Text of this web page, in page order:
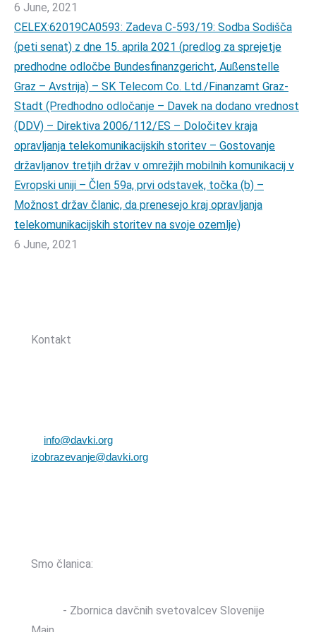
6 June, 2021
CELEX:62019CA0593: Zadeva C-593/19: Sodba Sodišča
(peti senat) z dne 15. aprila 2021 (predlog za sprejetje
predhodne odločbe Bundesfinanzgericht, Außenstelle
Graz – Avstrija) – SK Telecom Co. Ltd./Finanzamt Graz-
Stadt (Predhodno odločanje – Davek na dodano vrednost
(DDV) – Direktiva 2006/112/ES – Določitev kraja
opravljanja telekomunikacijskih storitev – Gostovanje
državljanov tretjih držav v omrežjih mobilnih komunikacij v
Evropski uniji – Člen 59a, prvi odstavek, točka (b) –
Možnost držav članic, da prenesejo kraj opravljanja
telekomunikacijskih storitev na svoje ozemlje)
6 June, 2021
Kontakt
info@davki.org
izobrazevanje@davki.org
Smo članica:
- Zbornica davčnih svetovalcev Slovenije